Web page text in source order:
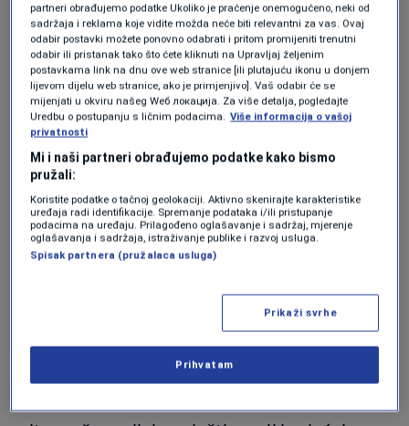
"Kako to možemo ispraviti?"
Djeca koja povrijede druge često se traže da se
ispričaju. No prisilne isprike rijetko donose
stvarno žaljenje i nerijetko djeluju neiskreno,
što svi instinktivno osjećamo. Neka djeca čak i
odbijaju reći "oprosti" kad im to namećemo,
iako bi u vlastitom ritmu možda i izrazila
suosjećanje, piše Index.
pitati: "Kako to možemo ispraviti?". Ta rečenica
preusmjerava pažnju s krivnje na popravak
odnosa i potiče dijete na razmišljanje o
partneri obrađujemo podatke Ukoliko je praćenje onemogućeno, neki od
sadržaja i reklama koje vidite možda neće biti relevantni za vas. Ovaj
odabir postavki možete ponovno odabrati i pritom promijeniti trenutni
odabir ili pristanak tako što ćete kliknuti na Upravljaj željenim
postavkama link na dnu ove web stranice [ili plutajuću ikonu u donjem
lijevom dijelu web stranice, ako je primjenjivo]. Vaš odabir će se
mijenjati u okviru našeg Wеб локација. Za više detalja, pogledajte
Uredbu o postupanju s ličnim podacima. Više informacija o vašoj
privatnosti
Mi i naši partneri obrađujemo podatke kako bismo
pružali:
Koristite podatke o tačnoj geolokaciji. Aktivno skenirajte karakteristike
uređaja radi identifikacije. Spremanje podataka i/ili pristupanje
podacima na uređaju. Prilagođeno oglašavanje i sadržaj, mjerenje
oglašavanja i sadržaja, istraživanje publike i razvoj usluga.
Spisak partnera (pružalaca usluga)
Prikaži svrhe
Prihvatam